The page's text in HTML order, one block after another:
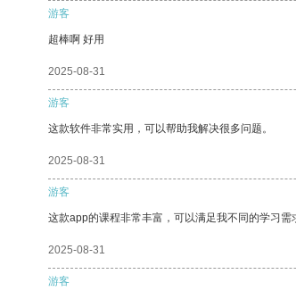
游客
超棒啊 好用
2025-08-31
游客
这款软件非常实用，可以帮助我解决很多问题。
2025-08-31
游客
这款app的课程非常丰富，可以满足我不同的学习需
2025-08-31
游客